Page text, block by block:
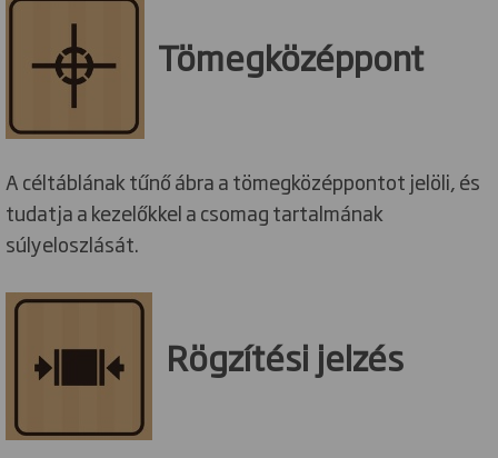
Tömegközéppont
A céltáblának tűnő ábra a tömegközéppontot jelöli, és
tudatja a kezelőkkel a csomag tartalmának
súlyeloszlását.
Rögzítési jelzés